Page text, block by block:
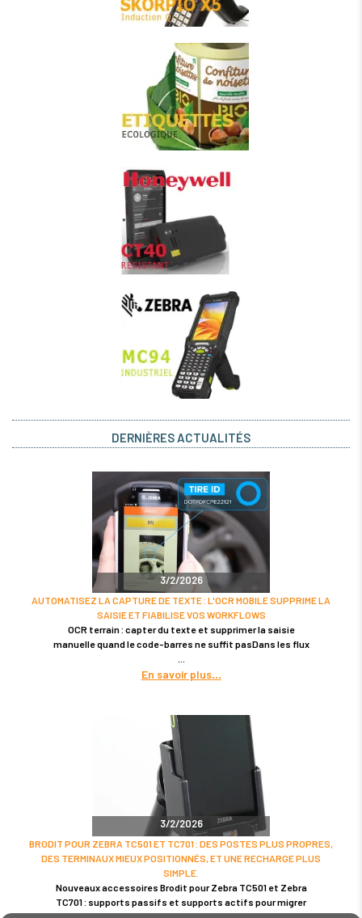
DERNIÈRES ACTUALITÉS
3/2/2026
AUTOMATISEZ LA CAPTURE DE TEXTE : L'OCR MOBILE SUPPRIME LA
SAISIE ET FIABILISE VOS WORKFLOWS
OCR terrain : capter du texte et supprimer la saisie
manuelle quand le code-barres ne suffit pasDans les flux
En savoir plus
3/2/2026
BRODIT POUR ZEBRA TC501 ET TC701 : DES POSTES PLUS PROPRES,
DES TERMINAUX MIEUX POSITIONNÉS, ET UNE RECHARGE PLUS
SIMPLE.
Nouveaux accessoires Brodit pour Zebra TC501 et Zebra
TC701 : supports passifs et supports actifs pour migrer